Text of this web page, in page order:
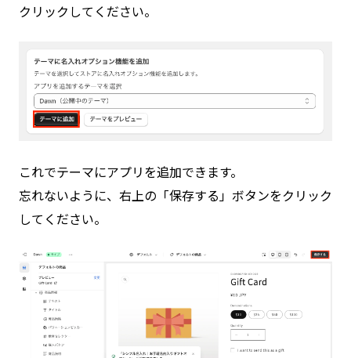
クリックしてください。
これでテーマにアプリを追加できます。
忘れないように、右上の「保存する」ボタンをクリック
してください。